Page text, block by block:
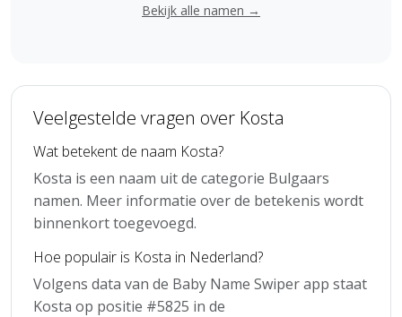
Bekijk alle namen →
Veelgestelde vragen over Kosta
Wat betekent de naam Kosta?
Kosta is een naam uit de categorie Bulgaars
namen. Meer informatie over de betekenis wordt
binnenkort toegevoegd.
Hoe populair is Kosta in Nederland?
Volgens data van de Baby Name Swiper app staat
Kosta op positie #5825 in de